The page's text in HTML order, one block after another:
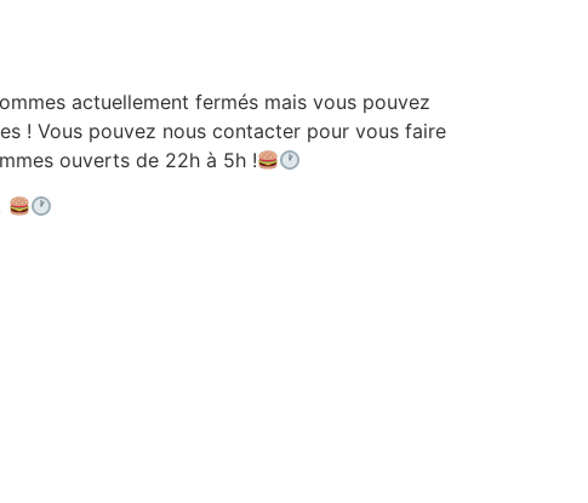
actuellement fermés mais vous pouvez
! Vous pouvez nous contacter pour vous faire
ouverts de 22h à 5h !